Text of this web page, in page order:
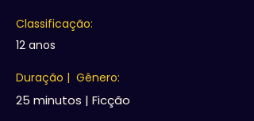
Classificação:
12 anos
Duração | Gênero:
25 minutos | Ficção